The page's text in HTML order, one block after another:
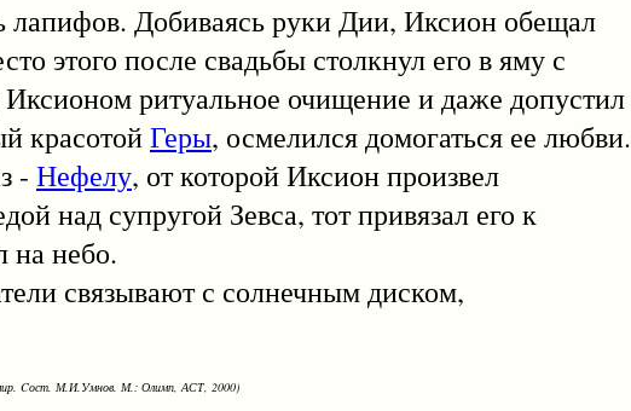
Добиваясь руки Дии, Иксион обещал
этого после свадьбы столкнул его в яму с
ритуальное очищение и даже допустил
красотойГеры, осмелился домогаться ее любви.
- Нефелу, от которой Иксион произвел
над супругой Зевса, тот привязал его к
на небо.
связывают с солнечным диском,
мир. Cост. М.И.Умнов. М.: Олимп, АСТ, 2000)